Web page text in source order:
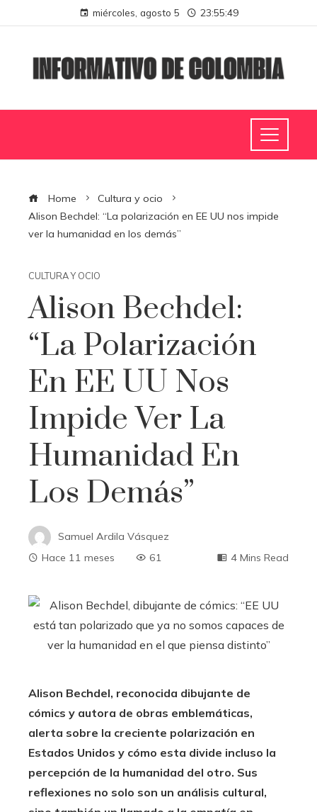
miércoles, agosto 5 23:55:50
Home
Cultura y ocio
Alison Bechdel: “La polarización en EE UU nos impide
ver la humanidad en los demás”
CULTURA Y OCIO
Alison Bechdel:
“La Polarización
En EE UU Nos
Impide Ver La
Humanidad En
Los Demás”
Samuel Ardila Vásquez
Hace 11 meses
61 4 Mins Read
Alison Bechdel, reconocida dibujante de
cómics y autora de obras emblemáticas,
alerta sobre la creciente polarización en
Estados Unidos y cómo esta divide incluso la
percepción de la humanidad del otro. Sus
reflexiones no solo son un análisis cultural,